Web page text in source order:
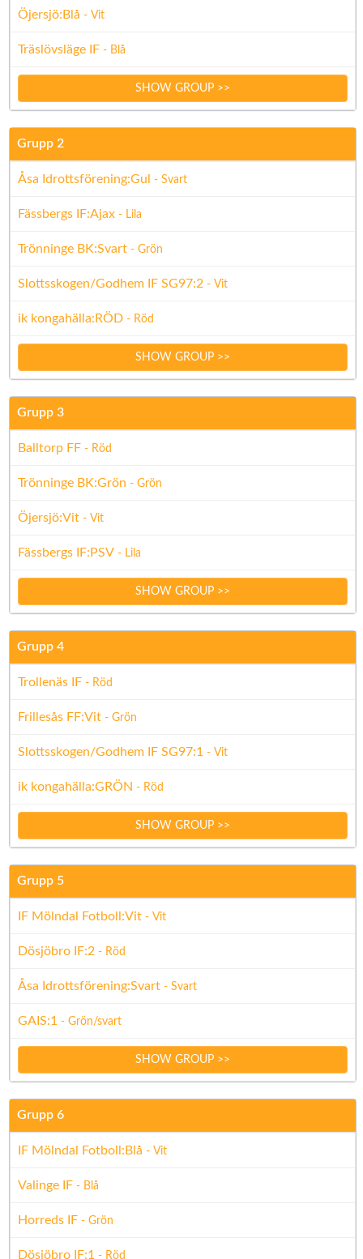
Öjersjö:Blå - Vit
Träslövsläge IF - Blå
SHOW GROUP >>
Grupp 2
Åsa Idrottsförening:Gul - Svart
Fässbergs IF:Ajax - Lila
Trönninge BK:Svart - Grön
Slottsskogen/Godhem IF SG97:2 - Vit
ik kongahälla:RÖD - Röd
SHOW GROUP >>
Grupp 3
Balltorp FF - Röd
Trönninge BK:Grön - Grön
Öjersjö:Vit - Vit
Fässbergs IF:PSV - Lila
SHOW GROUP >>
Grupp 4
Trollenäs IF - Röd
Frillesås FF:Vit - Grön
Slottsskogen/Godhem IF SG97:1 - Vit
ik kongahälla:GRÖN - Röd
SHOW GROUP >>
Grupp 5
IF Mölndal Fotboll:Vit - Vit
Dösjöbro IF:2 - Röd
Åsa Idrottsförening:Svart - Svart
GAIS:1 - Grön/svart
SHOW GROUP >>
Grupp 6
IF Mölndal Fotboll:Blå - Vit
Valinge IF - Blå
Horreds IF - Grön
Dösjöbro IF:1 - Röd